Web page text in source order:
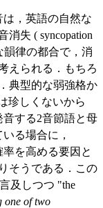
は，英語の自然な
失 ( syncopation
律の都合で，消
えられる．もちろ
典型的な弱強格か
珍しくないから
する2音節語と母
る場合に，
を高める要因と
そうである．この
及しつつ "the
one of two